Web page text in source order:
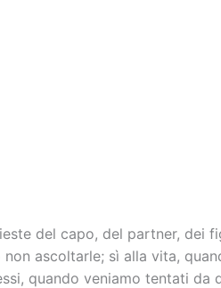
del capo, del partner, dei
ascoltarle; sì alla vita,
quando veniamo tentati da